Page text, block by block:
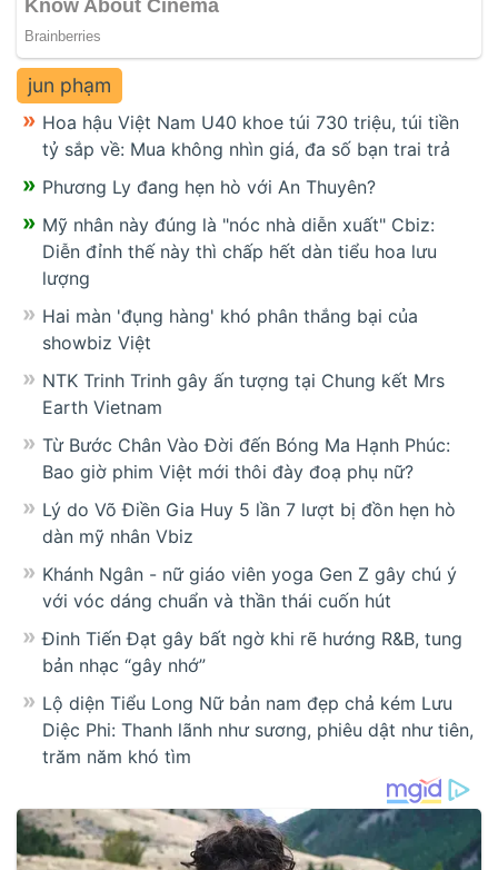
jun phạm
Hoa hậu Việt Nam U40 khoe túi 730 triệu, túi tiền
tỷ sắp về: Mua không nhìn giá, đa số bạn trai trả
Phương Ly đang hẹn hò với An Thuyên?
Mỹ nhân này đúng là "nóc nhà diễn xuất" Cbiz:
Diễn đỉnh thế này thì chấp hết dàn tiểu hoa lưu
lượng
Hai màn 'đụng hàng' khó phân thắng bại của
showbiz Việt
NTK Trinh Trinh gây ấn tượng tại Chung kết Mrs
Earth Vietnam
Từ Bước Chân Vào Đời đến Bóng Ma Hạnh Phúc:
Bao giờ phim Việt mới thôi đày đoạ phụ nữ?
Lý do Võ Điền Gia Huy 5 lần 7 lượt bị đồn hẹn hò
dàn mỹ nhân Vbiz
Khánh Ngân - nữ giáo viên yoga Gen Z gây chú ý
với vóc dáng chuẩn và thần thái cuốn hút
Đinh Tiến Đạt gây bất ngờ khi rẽ hướng R&B, tung
bản nhạc “gây nhớ”
Lộ diện Tiểu Long Nữ bản nam đẹp chả kém Lưu
Diệc Phi: Thanh lãnh như sương, phiêu dật như tiên,
trăm năm khó tìm